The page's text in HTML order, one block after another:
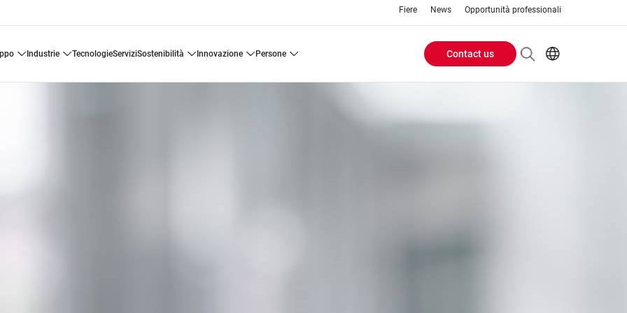
Fiere News Opportunità professionali
industrie tecnologie servizi sostenibilità innovazione persone
Header
Contact us